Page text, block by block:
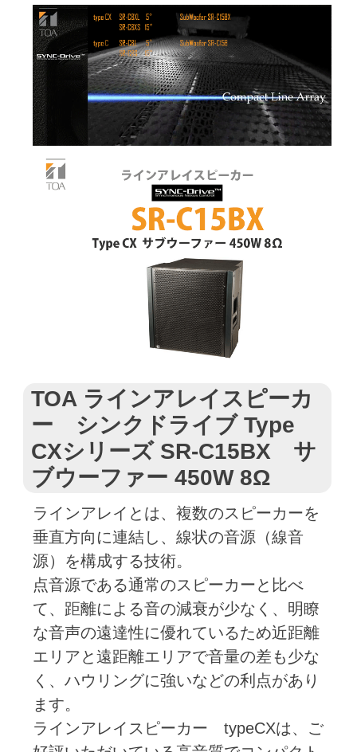
TOA ラインアレイスピーカ
ー シンクドライブ Type
CXシリーズ SR-C15BX サ
ブウーファー 450W 8Ω
ラインアレイとは、複数のスピーカーを
垂直方向に連結し、線状の音源（線音
源）を構成する技術。
点音源である通常のスピーカーと比べ
て、距離による音の減衰が少なく、明瞭
な音声の遠達性に優れているため近距離
エリアと遠距離エリアで音量の差も少な
く、ハウリングに強いなどの利点があり
ます。
ラインアレイスピーカー typeCXは、ご